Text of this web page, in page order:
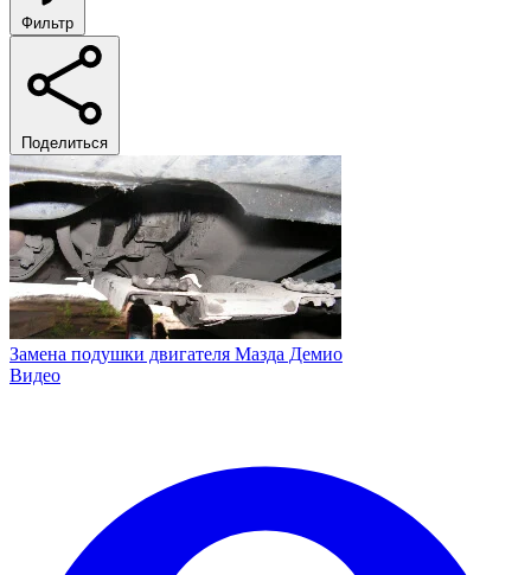
Фильтр
Поделиться
Замена подушки двигателя Мазда Демио
Видео